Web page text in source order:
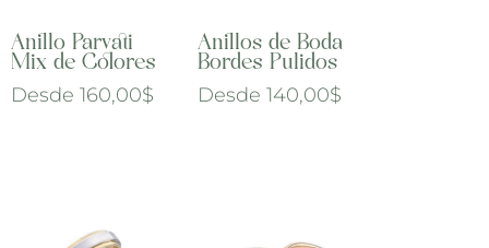
Anillo Parvati
Mix de Colores
Desde 160,00$
Anillos de Boda
Bordes Pulidos
Desde 140,00$